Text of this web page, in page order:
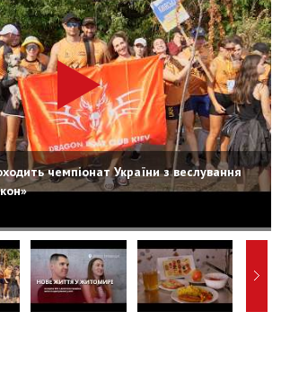
чемпіонат України з веслування